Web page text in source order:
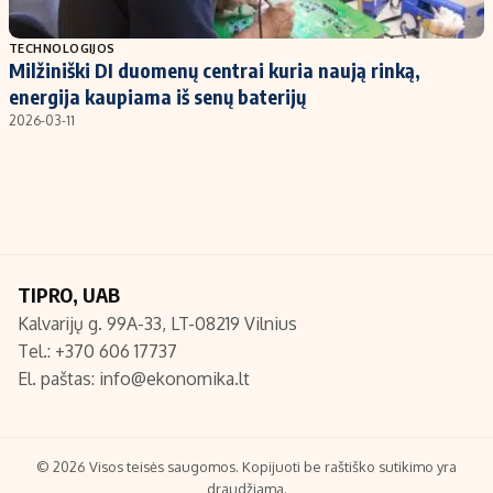
Populiarios temos
Investavimas
Akcijų rinka
Titulinis
Nedarbo išmokos skaičiuoklė
Redakcija
Turinio žymėjimo taisyklės
TECHNOLOGIJOS
Milžiniški DI duomenų centrai kuria naują rinką,
energija kaupiama iš senų baterijų
2026-03-11
TIPRO, UAB
Kalvarijų g. 99A-33, LT-08219 Vilnius
Tel.: +370 606 17737
El. paštas: info@ekonomika.lt
© 2026 Visos teisės saugomos. Kopijuoti be raštiško sutikimo yra
draudžiama.